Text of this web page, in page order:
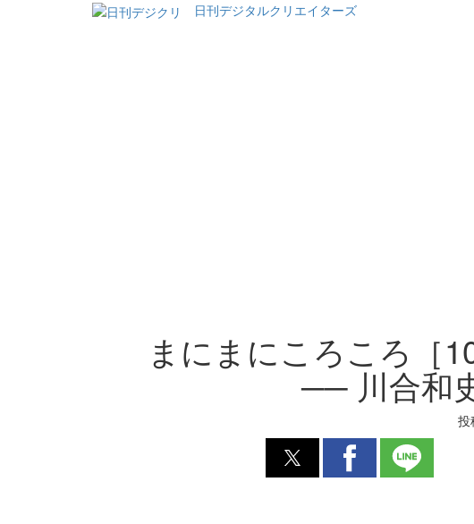
日刊デジタルクリエイターズ
まにまにころころ［
── 川合和
投